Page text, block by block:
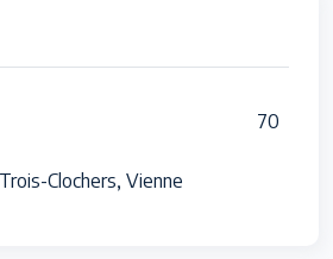
70
Clochers, Vienne